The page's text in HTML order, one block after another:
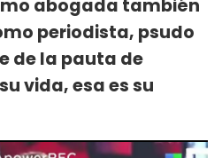
abogada también
periodista, psudo
de la pauta de
vida, esa es su